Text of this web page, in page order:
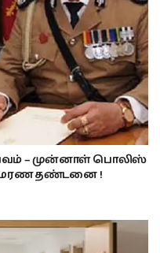
– முன்னாள் பொலிஸ்
மரண தண்டனை !